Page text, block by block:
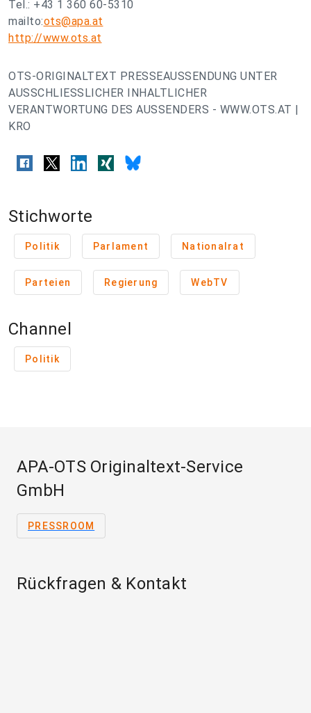
Tel.: +43 1 360 60-5310
mailto:ots@apa.at
http://www.ots.at
OTS-ORIGINALTEXT PRESSEAUSSENDUNG UNTER
AUSSCHLIESSLICHER INHALTLICHER
VERANTWORTUNG DES AUSSENDERS - WWW.OTS.AT |
KRO
Stichworte
Politik Parlament Nationalrat
Parteien Regierung WebTV
Channel
Politik
APA-OTS Originaltext-Service
GmbH
PRESSROOM
Rückfragen & Kontakt